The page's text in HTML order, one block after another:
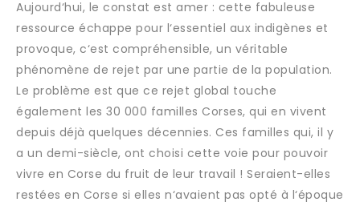
Aujourd‘hui, le constat est amer : cette fabuleuse
ressource échappe pour l‘essentiel aux indigènes et
provoque, c‘est compréhensible, un véritable
phénomène de rejet par une partie de la population.
Le problème est que ce rejet global touche
également les 30 000 familles Corses, qui en vivent
depuis déjà quelques décennies. Ces familles qui, il y
a un demi-siècle, ont choisi cette voie pour pouvoir
vivre en Corse du fruit de leur travail ! Seraient-elles
restées en Corse si elles n‘avaient pas opté à l‘époque